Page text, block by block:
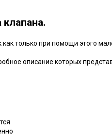
только при помощи этого
описание которых